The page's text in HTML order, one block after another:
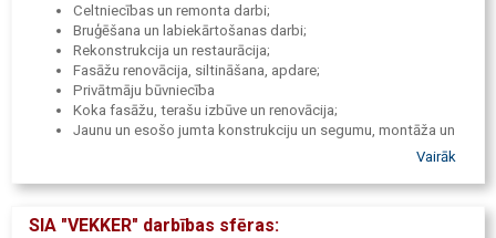
Celtniecības un remonta darbi;
Bruģēšana un labiekārtošanas darbi;
Rekonstrukcija un restaurācija;
Fasāžu renovācija, siltināšana, apdare;
Privātmāju būvniecība
Koka fasāžu, terašu izbūve un renovācija;
Jaunu un esošo jumta konstrukciju un segumu, montāža un
Inženierkomunikāciju un ventilācijas sistēmu izbūve;
Vairāk
SIA "VEKKER" darbības sfēras: